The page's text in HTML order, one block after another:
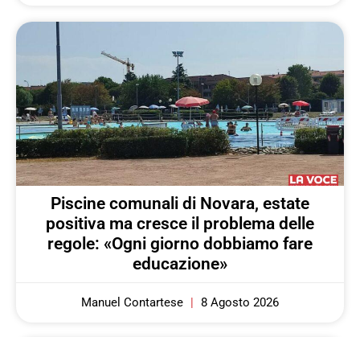
Piscine comunali di Novara, estate
positiva ma cresce il problema delle
regole: «Ogni giorno dobbiamo fare
educazione»
Manuel Contartese 8 Agosto 2026